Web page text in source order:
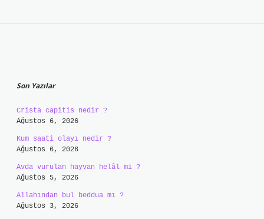
Son Yazılar
Crista capitis nedir ?
Ağustos 6, 2026
Kum saati olayı nedir ?
Ağustos 6, 2026
Avda vurulan hayvan helâl mi ?
Ağustos 5, 2026
Allahından bul beddua mı ?
Ağustos 3, 2026